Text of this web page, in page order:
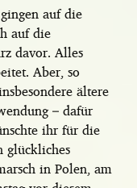
auf die
auf die
davor. Alles
Aber, so
ältere
– dafür
ihr für die
glückliches
in Polen, am